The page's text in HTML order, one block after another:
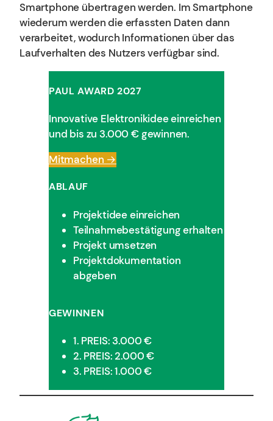
Smartphone übertragen werden. Im Smartphone
wiederum werden die erfassten Daten dann
verarbeitet, wodurch Informationen über das
Laufverhalten des Nutzers verfügbar sind.
PAUL AWARD 2027
Innovative Elektronikidee einreichen
und bis zu 3.000 € gewinnen.
Mitmachen →
ABLAUF
Projektidee einreichen
Teilnahmebestätigung erhalten
Projekt umsetzen
Projektdokumentation
abgeben
GEWINNEN
1. PREIS: 3.000 €
2. PREIS: 2.000 €
3. PREIS: 1.000 €